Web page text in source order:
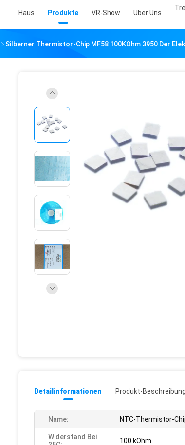
Haus Produkte VR-Show Über Uns
Silberner Thermistor-Chip MF58 100KOhm 3950 Der
Detailinformationen Produkt-Beschreibung
Name: NTC-Thermistor-
Widerstand Bei
100 kOhm